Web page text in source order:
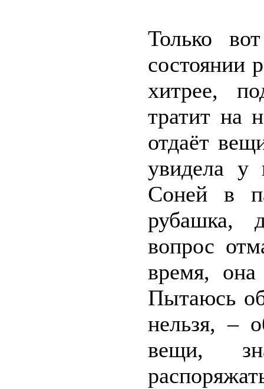
Только
состоянии
хитрее,
тратит на
отдаёт
увидела у
Соней в
рубашка,
вопрос
время,
Пытаюсь
нельзя, –
вещи,